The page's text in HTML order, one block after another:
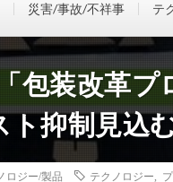
災害/事故/不祥事 テ
包装改革
ト抑制見込
ロジー/製品 テクノロジー